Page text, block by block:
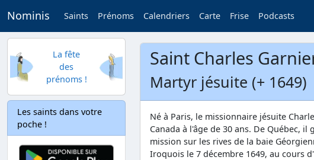
Nominis Saints Prénoms Calendriers Carte Frise Podcasts
La fête
des
prénoms !
Les saints dans votre
poche !
Saint Charles
Martyr jésuite (+ 1649)
Né à Paris, le missionnaire jésuite
Canada à l'âge de 30 ans. De Québec,
mission sur les rives de la baie
Iroquois le 7 décembre 1649, au cours